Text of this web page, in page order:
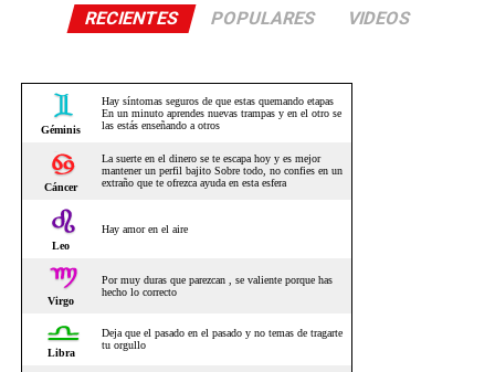
RECIENTES POPULARES VIDEOS